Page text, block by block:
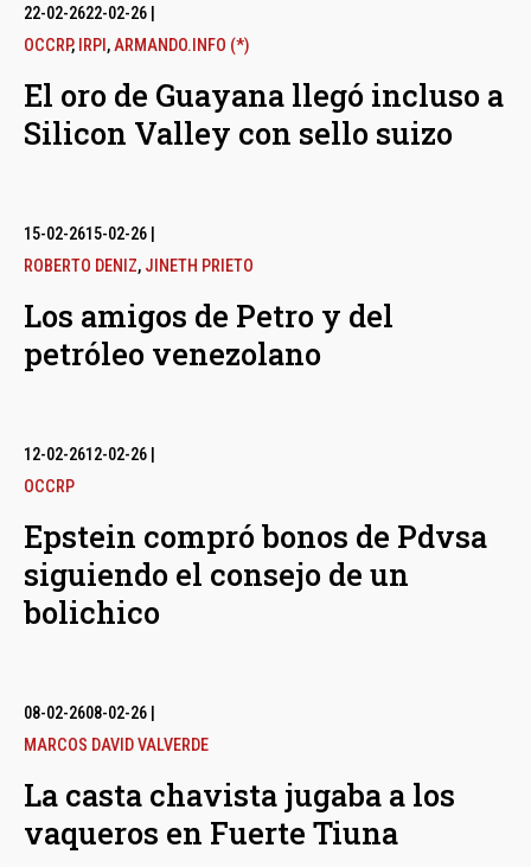
22-02-2622-02-26
OCCRP, IRPI ,ARMANDO.INFO (*)
El oro de Guayana llegó incluso a
Silicon Valley con sello suizo
15-02-2615-02-26
ROBERTO DENIZ, JINETH PRIETO
Los amigos de Petro y del
petróleo venezolano
12-02-2612-02-26
OCCRP
Epstein compró bonos de Pdvsa
siguiendo el consejo de un
bolichico
08-02-2608-02-26
MARCOS DAVID VALVERDE
La casta chavista jugaba a los
vaqueros en Fuerte Tiuna